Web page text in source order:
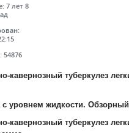
7 лет 8
54876
кавернозный туберкулез
с уровнем жидкости.
кавернозный туберкулез